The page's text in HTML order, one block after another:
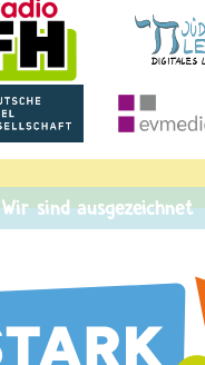
Wir sind ausgezeichnet